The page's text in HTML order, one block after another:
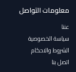
معلومات التواصل
عننا
سياسة الخصوصية
الشروط والاحكام
اتصل بنا